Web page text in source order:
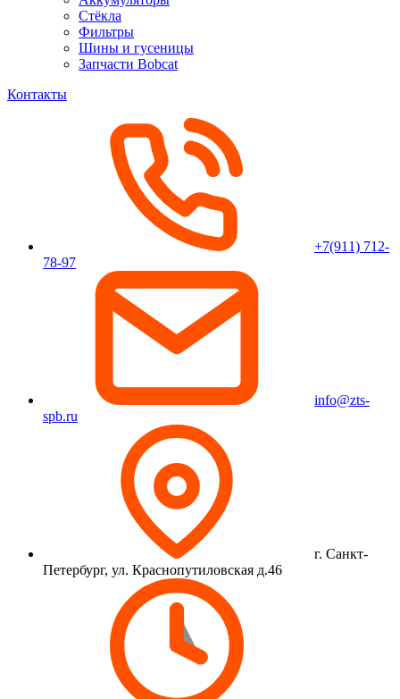
Стёкла
Фильтры
Шины и гусеницы
Запчасти Bobcat
Контакты
+7(911) 712-
78-97
info@zts-
spb.ru
г. Санкт-
Петербург, ул. Краснопутиловская д.46